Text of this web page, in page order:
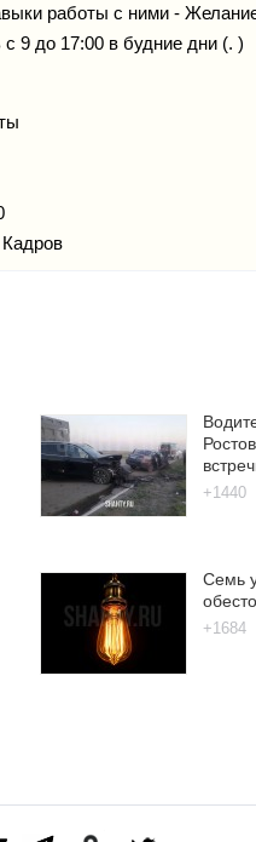
работы с ними -
9 до 17:00 в будние дни (. )
+1440
Семь
+1684